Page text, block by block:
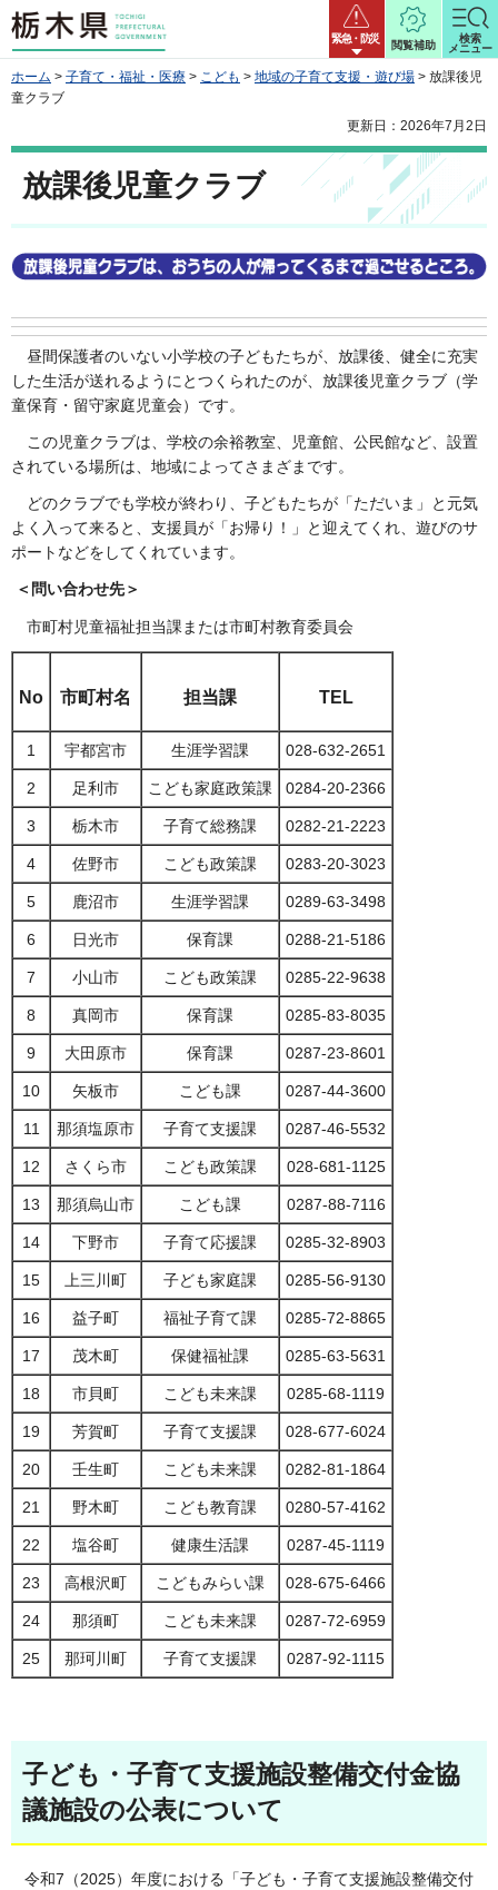
栃木県 緊急・防災
閲覧補助
検索
メニュー
ホーム > 子育て・福祉・医療 > こども > 地域の子育て支援・遊び場 > 放課後児
童クラブ
更新日：2026年7月2日
放課後児童クラブ
昼間保護者のいない小学校の子どもたちが、放課後、健全に充実
した生活が送れるようにとつくられたのが、放課後児童クラブ（学
童保育・留守家庭児童会）です。
こ の児童クラブは、学校の余裕教室、児童館、公民館など、設置
されている場所は、地域によってさまざまです。
どのクラブでも学校が終わり、子どもたちが「ただいま」と元気
よく入って来ると、支援員が「お帰り！」と迎えてくれ、遊びのサ
ポートなどをしてくれています。
＜問い合わせ先＞
市町村児童福祉担当課または市町村教育委員会
No 市町村名 担当課 TEL
1 宇都宮市 生涯学習課 028-632-2651
2 足利市 こども家庭政策課 0284-20-2366
3 栃木市 子育て総務課 0282-21-2223
4 佐野市 こども政策課 0283-20-3023
5 鹿沼市 生涯学習課 0289-63-3498
6 日光市 保育課 0288-21-5186
7 小山市 こども政策課 0285-22-9638
8 真岡市 保育課 0285-83-8035
9 大田原市 保育課 0287-23-8601
10 矢板市 こども課 0287-44-3600
11 那須塩原市 子育て支援課 0287-46-5532
12 さくら市 こども政策課 028-681-1125
13 那須烏山市 こども課 0287-88-7116
14 下野市 子育て応援課 0285-32-8903
15 上三川町 子ども家庭課 0285-56-9130
16 益子町 福祉子育て課 0285-72-8865
17 茂木町 保健福祉課 0285-63-5631
18 市貝町 こども未来課 0285-68-1119
19 芳賀町 子育て支援課 028-677-6024
20 壬生町 こども未来課 0282-81-1864
21 野木町 こども教育課 0280-57-4162
22 塩谷町 健康生活課 0287-45-1119
23 高根沢町 こどもみらい課 028-675-6466
24 那須町 こども未来課 0287-72-6959
25 那珂川町 子育て支援課 0287-92-1115
子ども・子育て支援施設整備交付金協
議施設の公表について
令和7（2025）年度における「子ども・子育て支援施設整備交付